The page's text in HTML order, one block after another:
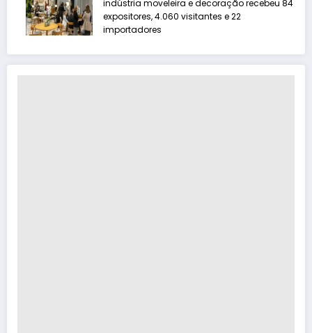
indústria moveleira e decoração recebeu 84
expositores, 4.060 visitantes e 22
importadores